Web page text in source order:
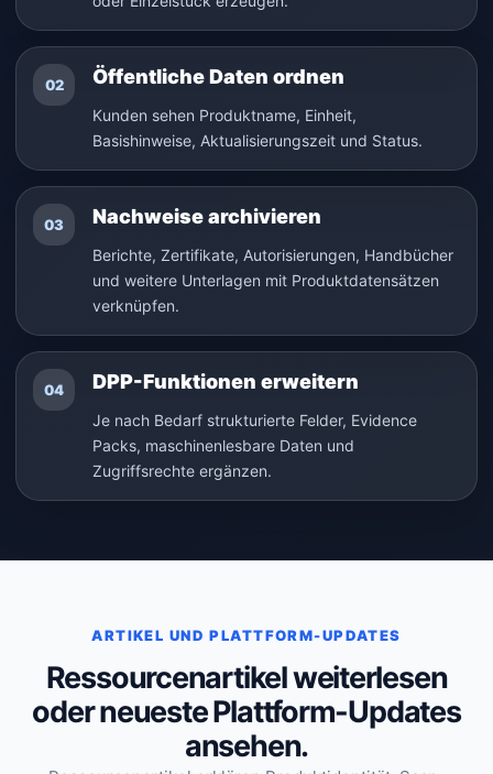
02 Öffentliche Daten ordnen
Kunden sehen Produktname, Einheit,
Basishinweise, Aktualisierungszeit und Status.
03 Nachweise archivieren
Berichte, Zertifikate, Autorisierungen, Handbücher
und weitere Unterlagen mit Produktdatensätzen
verknüpfen.
04 DPP-Funktionen erweitern
Je nach Bedarf strukturierte Felder, Evidence
Packs, maschinenlesbare Daten und
Zugriffsrechte ergänzen.
ARTIKEL UND PLATTFORM-UPDATES
Ressourcenartikel weiterlesen
oder neueste Plattform-Updates
ansehen.